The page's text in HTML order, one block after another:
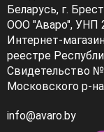
Беларусь, г.
ООО "Аваро", УНП
Интернет-
реестре
Свидетельство
Московского р-
info@avaro.by